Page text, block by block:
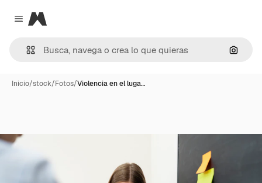
Close menu
Magnific
Inicio/stock/Fotos/Violencia en el luga…